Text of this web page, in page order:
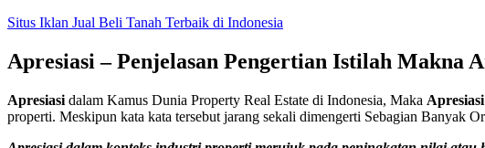
Skip
content
Situs Iklan Jual Beli Tanah Terbaik di Indonesia
Apresiasi – Penjelasan Pengertian Istilah Makna
Apresiasi dalam Kamus Dunia Property Real Estate di Indonesia, Maka Apresiasi
properti. Meskipun kata kata tersebut jarang sekali dimengerti Sebagian Banyak